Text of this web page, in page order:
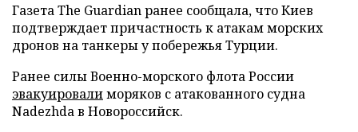
Газета The Guardian ранее сообщала, что Киев
подтверждает причастность к атакам морских
дронов на танкеры у побережья Турции.
Ранее силы Военно-морского флота России
эвакуировалиморяков с атакованного судна
Nadezhda в Новороссийск.